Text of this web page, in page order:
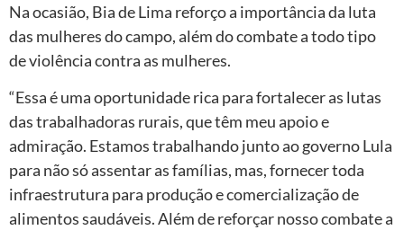
Na ocasião, Bia de Lima reforço a importância da luta
das mulheres do campo, além do combate a todo tipo
de violência contra as mulheres.
“Essa é uma oportunidade rica para fortalecer as lutas
das trabalhadoras rurais, que têm meu apoio e
admiração. Estamos trabalhando junto ao governo Lula
para não só assentar as famílias, mas, fornecer toda
infraestrutura para produção e comercialização de
alimentos saudáveis. Além de reforçar nosso combate a